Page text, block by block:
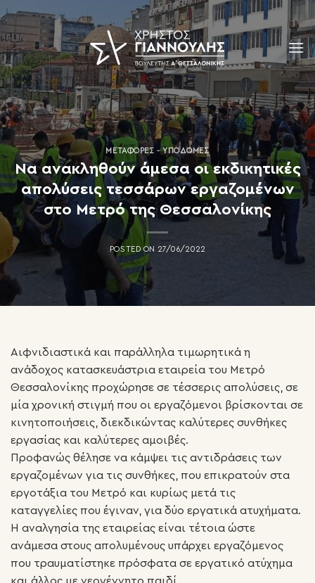
Skip
to
content
ΜΕΤΑΦΟΡΈΣ - ΥΠΟΔΟΜΈΣ
Να ανακληθούν άμεσα οι εκδικητικές
απολύσεις τεσσάρων εργαζομένων
στο Μετρό της Θεσσαλονίκης
POSTED ON 27/06/2022
Αιφνιδιαστικά και παράλληλα τιμωρητικά η
ανάδοχος κατασκευάστρια εταιρεία του Μετρό
Θεσσαλονίκης προχώρησε σε τέσσερις απολύσεις, σε
μία χρονική στιγμή που οι εργαζόμενοι βρίσκονται σε
κινητοποιήσεις, διεκδικώντας καλύτερες συνθήκες
εργασίας και καλύτερες αμοιβές.
Προφανώς θέλησε να κάμψει τις αντιδράσεις των
εργαζομένων για τις συνθήκες, που επικρατούν στα
εργοτάξια του Μετρό και κυρίως μετά τις
καταγγελίες που έγιναν, για δύο εργατικά ατυχήματα.
Η αναλγησία της εταιρείας είναι τέτοια ώστε
ανάμεσα στους απολυμένους υπάρχει εργαζόμενος
που τραυματίστηκε πρόσφατα σε εργατικό ατύχημα